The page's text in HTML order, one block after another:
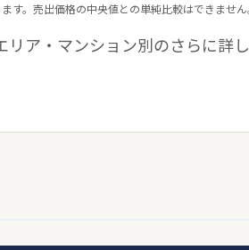
。売出価格の中央値との単純比較はできません
リア・マンション別のさらに詳